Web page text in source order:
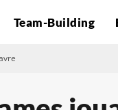
Team-Building